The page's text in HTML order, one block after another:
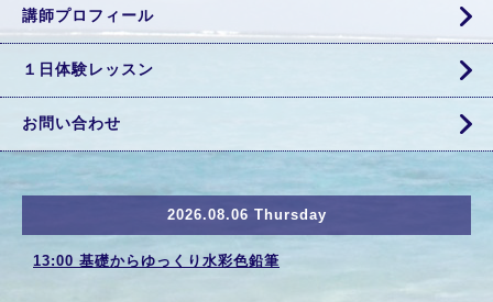
講師プロフィール
１日体験レッスン
お問い合わせ
2026.08.06 Thursday
13:00 基礎からゆっくり水彩色鉛筆